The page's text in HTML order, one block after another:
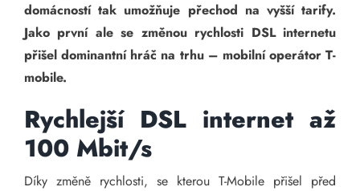
domácností tak umožňuje přechod na vyšší tarify.
Jako první ale se změnou rychlosti DSL internetu
přišel dominantní hráč na trhu – mobilní operátor T-
mobile.
Rychlejší DSL internet až
100 Mbit/s
Díky změně rychlosti, se kterou T-Mobile přišel před